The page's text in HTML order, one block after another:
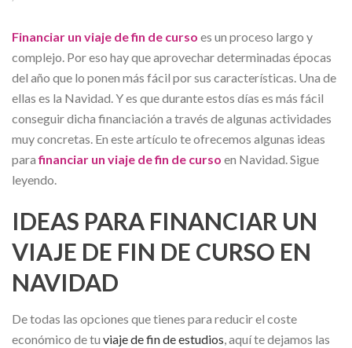
Financiar un viaje de fin de curso es un proceso largo y
complejo. Por eso hay que aprovechar determinadas épocas
del año que lo ponen más fácil por sus características. Una de
ellas es la Navidad. Y es que durante estos días es más fácil
conseguir dicha financiación a través de algunas actividades
muy concretas. En este artículo te ofrecemos algunas ideas
parafinanciar un viaje de fin de curso en Navidad. Sigue
leyendo.
IDEAS PARA FINANCIAR UN
VIAJE DE FIN DE CURSO EN
NAVIDAD
De todas las opciones que tienes para reducir el coste
económico de tu viaje de fin de estudios, aquí te dejamos las